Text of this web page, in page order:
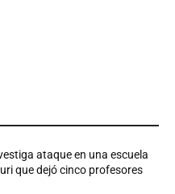
ataque en una escuela
que dejó cinco profesores